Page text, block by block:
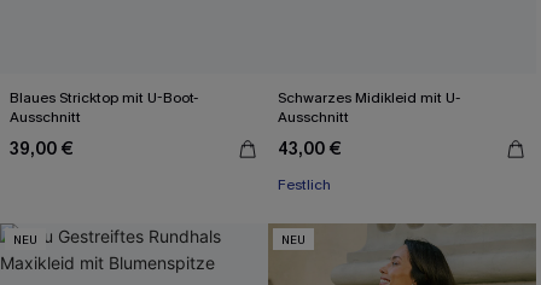
Blaues Stricktop mit U-Boot-
Ausschnitt
39,00 €
Schwarzes Midikleid mit U-
Ausschnitt
43,00 €
Festlich
NEU NEU